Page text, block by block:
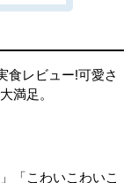
食レビュー!可愛さ
満足。
「こわいこわいこ